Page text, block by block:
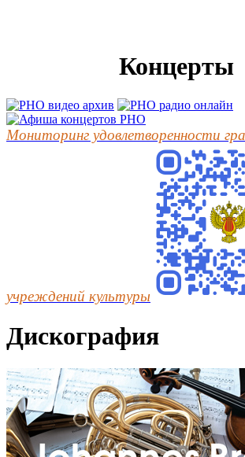
Концерты
Мониторинг удовлетворенности
учреждений культуры
Дискография